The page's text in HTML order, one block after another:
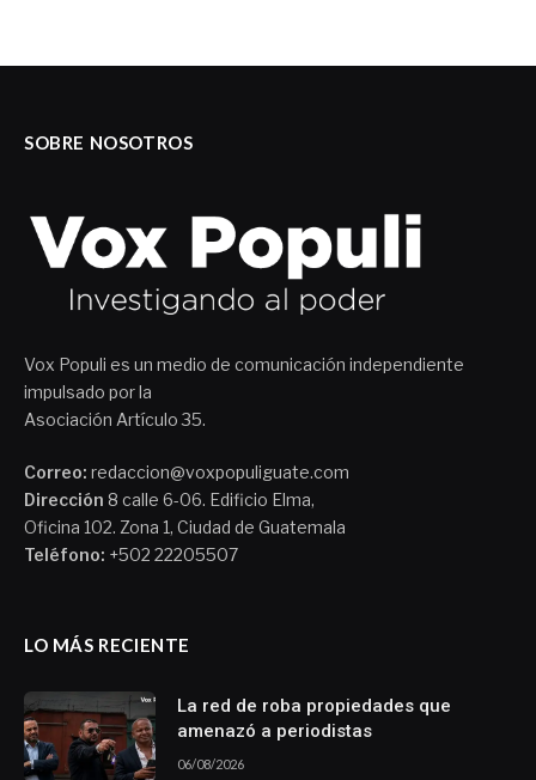
SOBRE NOSOTROS
Vox Populi es un medio de comunicación independiente
impulsado por la
Asociación Artículo 35.
Correo: redaccion@voxpopuliguate.com
Dirección 8 calle 6-06. Edificio Elma,
Oficina 102. Zona 1, Ciudad de Guatemala
Teléfono: +502 22205507
LO MÁS RECIENTE
La red de roba propiedades que
amenazó a periodistas
06/08/2026